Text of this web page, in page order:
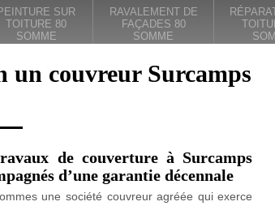
SUR
TOITURE 80
SOMME
RAVALEMENT DE
FAÇADES 80
SOMME
un couvreur Surcamps
de couverture à Surcamps
d’une garantie décennale
une société couvreur agréée qui exerce